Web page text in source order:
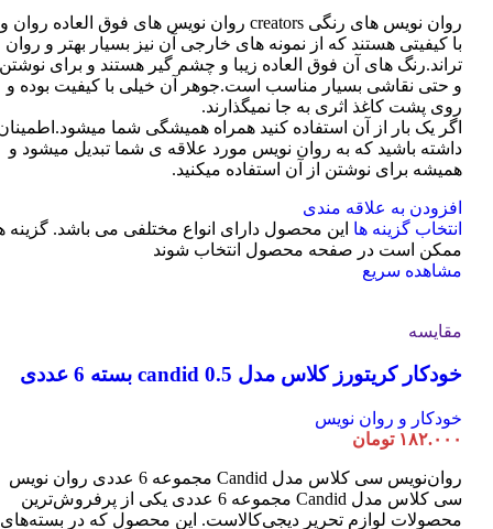
روان نویس های رنگی creators روان نویس های فوق العاده روان و
با کیفیتی هستند که از نمونه های خارجی آن نیز بسیار بهتر و روان
تراند.رنگ های آن فوق العاده زیبا و چشم گیر هستند و برای نوشتن
و حتی نقاشی بسیار مناسب است.جوهر آن خیلی با کیفیت بوده و
روی پشت کاغذ اثری به جا نمیگذارند.
اگر یک بار از آن استفاده کنید همراه همیشگی شما
داشته باشید که به روان نویس مورد علاقه ی شما تبدیل میشود و
همیشه برای نوشتن از آن استفاده میکنید.
افزودن به علاقه مندی
انتخاب گزینه ها این محصول دارای انواع مختلفی می باشد. گزینه
ممکن است در صفحه محصول انتخاب شوند
مشاهده سریع
مقایسه
خودکار کریتورز کلاس مدل candid 0.5 بسته 6 عددی
خودکار و روان نویس
۱۸۲.۰۰۰ تومان
روان‌نویس سی کلاس مدل Candid مجموعه 6 عددی روان نویس
سی کلاس مدل Candid مجموعه 6 عددی یکی از پرفروش‌ترین